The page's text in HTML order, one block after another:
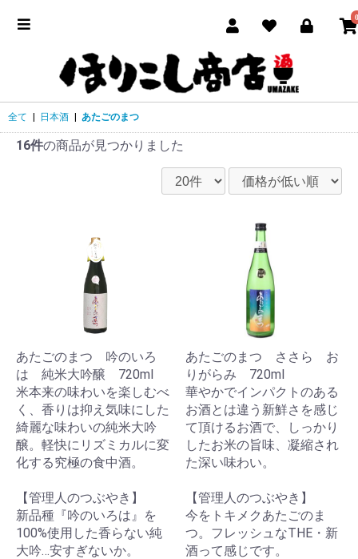
0
全て 日本酒 あたごのまつ
16件の商品が見つかりました
あたごのまつ 吟のいろ
は 純米大吟醸 720ml
米本来の味わいを楽しむべ
く、香りは抑え気味にした
綺麗な味わいの純米大吟
醸。軽快にリズミカルに変
化する究極の食中酒。
【管理人のつぶやき】
新品種『吟のいろは』を
100%使用した香らない純
大吟…安すぎないか。
あたごのまつ ささら お
りがらみ 720ml
華やかでインパクトのある
お酒とは違う新鮮さを感じ
て頂けるお酒で、しっかり
したお米の旨味、凝縮され
た深い味わい。
【管理人のつぶやき】
今をトキメクあたごのま
つ。フレッシュなTHE・新
酒って感じです。